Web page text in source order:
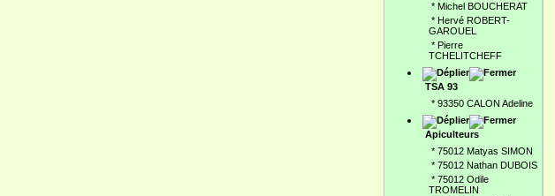
* Michel BOUCHERAT
* Hervé ROBERT-
GAROUEL
* Pierre
TCHELITCHEFF
TSA 93
* 93350 CALON Adeline
Apiculteurs
* 75012 Matyas SIMON
* 75012 Nathan DUBOIS
* 75012 Odile
TROMELIN